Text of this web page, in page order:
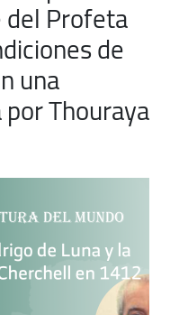
Profeta
de
una
Thouraya